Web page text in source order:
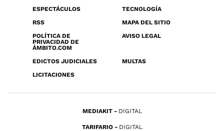
ESPECTÁCULOS
TECNOLOGÍA
RSS
MAPA DEL SITIO
POLÍTICA DE
PRIVACIDAD DE
ÁMBITO.COM
AVISO LEGAL
EDICTOS JUDICIALES
MULTAS
LICITACIONES
MEDIAKIT DIGITAL
TARIFARIO DIGITAL